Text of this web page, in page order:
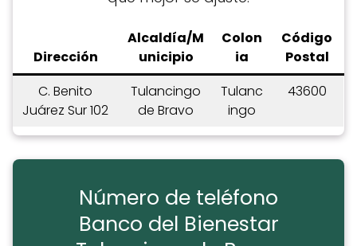
Dirección
Alcaldía/M
unicipio
Colon
ia
Código
Postal
C. Benito
Juárez Sur 102
Tulancingo
de Bravo
Tulanc
ingo
43600
Número de teléfono
Banco del Bienestar